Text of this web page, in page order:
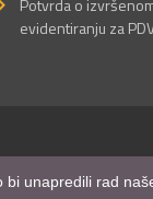
Potvrda o
evidentiranju za
SEO optimizacija
unapredili rad